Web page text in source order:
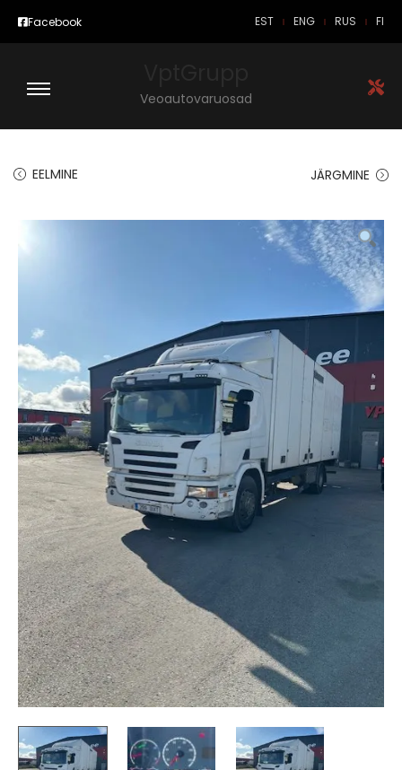
Facebook EST ENG RUS FI
Veoautovaruosad
EELMINE JÄRGMINE